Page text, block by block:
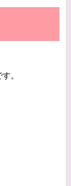
。